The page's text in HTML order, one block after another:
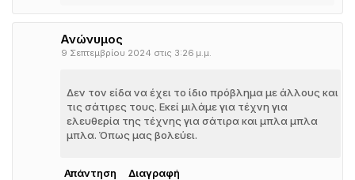
Ανώνυμος
9 Σεπτεμβρίου 2024 στις 3:26 μ.μ.
Δεν τον είδα να έχει το ίδιο πρόβλημα με άλλους και
τις σάτιρες τους. Εκεί μιλάμε για τέχνη για
ελευθερία της τέχνης για σάτιρα και μπλα μπλα
μπλα. Όπως μας βολεύει.
Απάντηση Διαγραφή